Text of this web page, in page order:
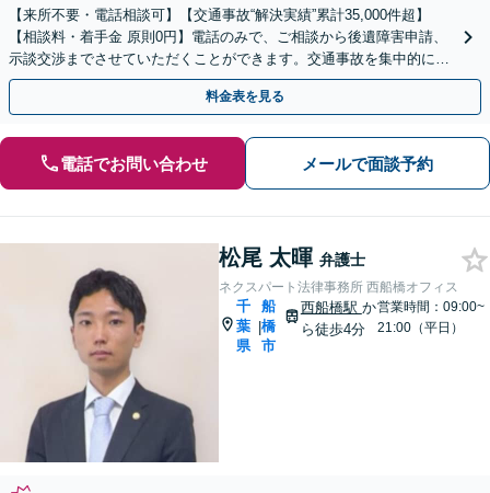
【来所不要・電話相談可】【交通事故“解決実績”累計35,000件超】
【相談料・着手金 原則0円】電話のみで、ご相談から後遺障害申請、
示談交渉までさせていただくことができます。交通事故を集中的に取
り扱っている弁護士が全力でサポート！
料金表を見る
電話でお問い合わせ メールで面談予約
松尾 太暉 弁護士
ネクスパート法律事務所 西船橋オフィス
千
葉
県
|
船
橋
市
西船橋駅 か
ら徒歩4分
営業時間：09:00~
21:00（平日）